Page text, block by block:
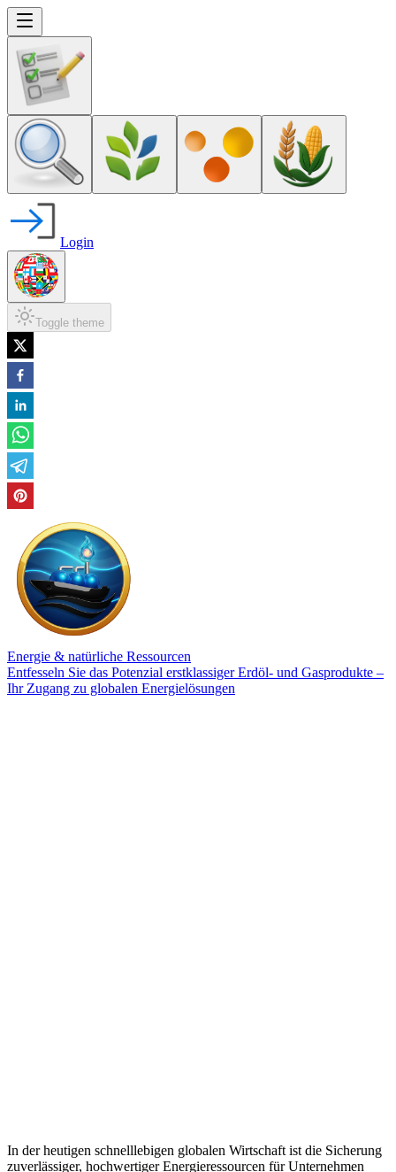
Login
Toggle theme
Energie & natürliche Ressourcen
Entfesseln Sie das Potenzial erstklassiger Erdöl- und Gasprodukte –
Ihr Zugang zu globalen Energielösungen
In der heutigen schnelllebigen globalen Wirtschaft ist die Sicherung
zuverlässiger, hochwertiger Energieressourcen für Unternehmen